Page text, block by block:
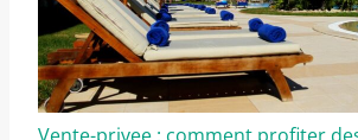
Vente-privee : comment profiter